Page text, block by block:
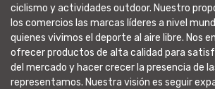
ciclismo y actividades outdoor. Nuestro
los comercios las marcas líderes a nivel
quienes vivimos el deporte al aire libre. Nos
ofrecer productos de alta calidad para
del mercado y hacer crecer la presencia de
representamos. Nuestra visión es seguir